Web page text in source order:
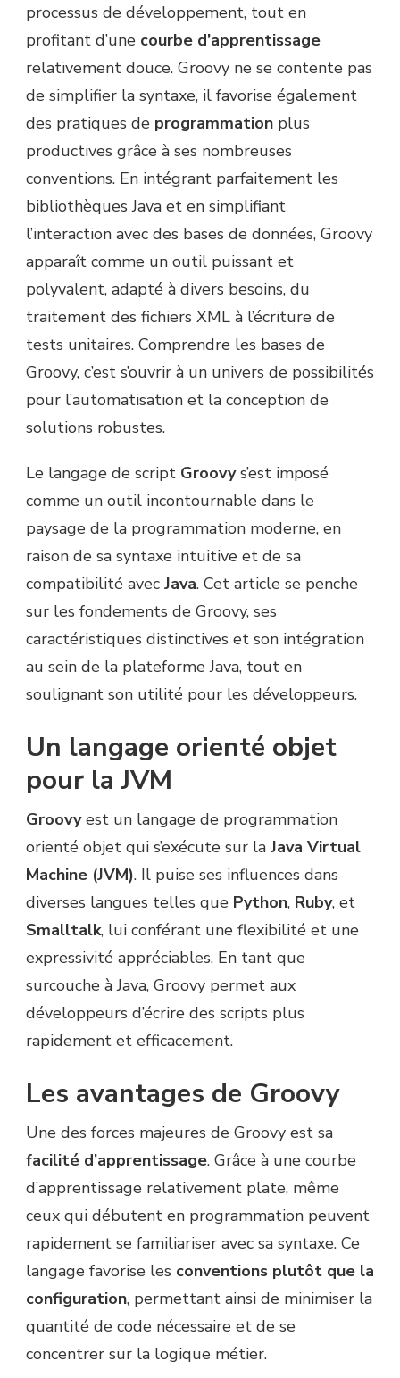
processus de développement, tout en
profitant d’une courbe d’apprentissage
relativement douce. Groovy ne se contente pas
de simplifier la syntaxe, il favorise également
des pratiques de programmation plus
productives grâce à ses nombreuses
conventions. En intégrant parfaitement les
bibliothèques Java et en simplifiant
l’interaction avec des bases de données, Groovy
apparaît comme un outil puissant et
polyvalent, adapté à divers besoins, du
traitement des fichiers XML à l’écriture de
tests unitaires. Comprendre les bases de
Groovy, c’est s’ouvrir à un univers de possibilités
pour l’automatisation et la conception de
solutions robustes.
Le langage de script Groovys’est imposé
comme un outil incontournable dans le
paysage de la programmation moderne, en
raison de sa syntaxe intuitive et de sa
compatibilité avec Java. Cet article se penche
sur les fondements de Groovy, ses
caractéristiques distinctives et son intégration
au sein de la plateforme Java, tout en
soulignant son utilité pour les développeurs.
Un langage orienté objet
pour la JVM
Groovyest un langage de programmation
orienté objet qui s’exécute sur la Java Virtual
Machine (JVM). Il puise ses influences dans
diverses langues telles que Python, Ruby, et
Smalltalk, lui conférant une flexibilité et une
expressivité appréciables. En tant que
surcouche à Java, Groovy permet aux
développeurs d’écrire des scripts plus
rapidement et efficacement.
Les avantages de Groovy
Une des forces majeures de Groovy est sa
facilité d’apprentissage. Grâce à une courbe
d’apprentissage relativement plate, même
ceux qui débutent en programmation peuvent
rapidement se familiariser avec sa syntaxe. Ce
langage favorise les conventions plutôt que la
configuration, permettant ainsi de minimiser la
quantité de code nécessaire et de se
concentrer sur la logique métier.